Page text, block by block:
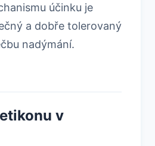
účinku je
a dobře tolerovaný
nadýmání.
v